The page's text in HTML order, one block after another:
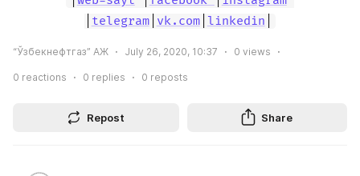
telegram| vk.com| linkedin
“Ўзбекнефтгаз” АЖ July 26, 2020, 10:37 0 views
0 reactions 0 replies 0 reposts
Repost Share